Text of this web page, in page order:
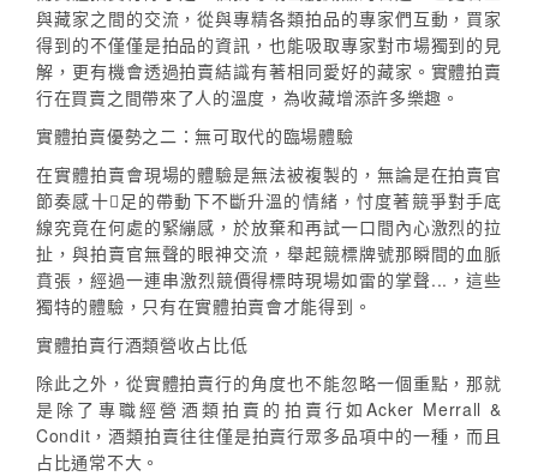
與藏家之間的交流，從與專精各類拍品的專家們互動，買家
得到的不僅僅是拍品的資訊，也能吸取專家對市場獨到的見
解，更有機會透過拍賣結識有著相同愛好的藏家。實體拍賣
行在買賣之間帶來了人的溫度，為收藏增添許多樂趣。
實體拍賣優勢之二：無可取代的臨場體驗
在實體拍賣會現場的體驗是無法被複製的，無論是在拍賣官
節奏感十足的帶動下不斷升溫的情緒，忖度著競爭對手底
線究竟在何處的緊繃感，於放棄和再試一口間內心激烈的拉
扯，與拍賣官無聲的眼神交流，舉起競標牌號那瞬間的血脈
賁張，經過一連串激烈競價得標時現場如雷的掌聲...，這些
獨特的體驗，只有在實體拍賣會才能得到。
實體拍賣行酒類營收占比低
除此之外，從實體拍賣行的角度也不能忽略一個重點，那就
是除了專職經營酒類拍賣的拍賣行如Acker Merrall &
Condit，酒類拍賣往往僅是拍賣行眾多品項中的一種，而且
占比通常不大。